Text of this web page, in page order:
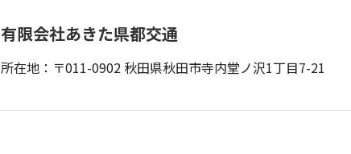
有限会社あきた県都交通
所在地：〒011-0902 秋田県秋田市寺内堂ノ沢1丁目7-21